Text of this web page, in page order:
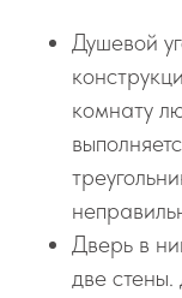
Душевой
комнату
Дверь в
две